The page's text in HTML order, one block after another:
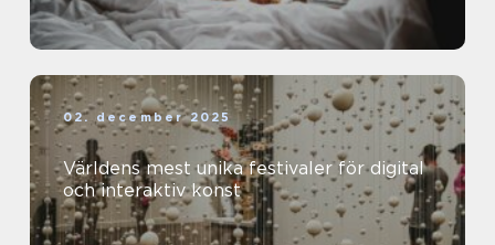
02. december 2025
Världens mest unika festivaler för digital
och interaktiv konst